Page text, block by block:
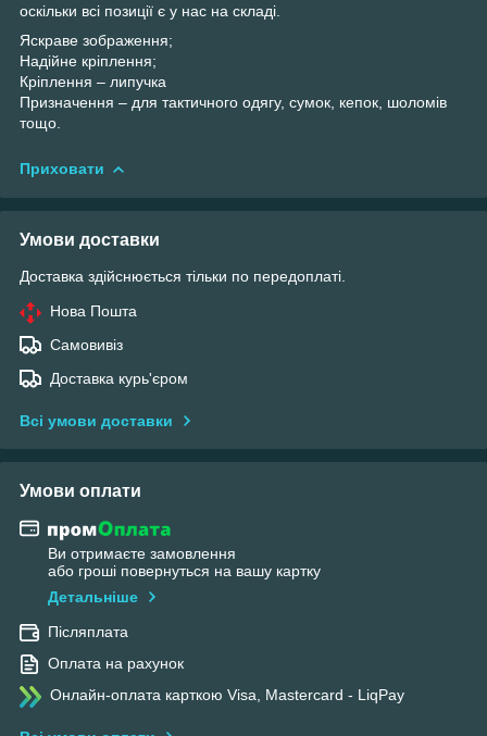
оскільки всі позиції є у ​​нас на складі.
Яскраве зображення;
Надійне кріплення;
Кріплення – липучка
Призначення – для тактичного одягу, сумок, кепок, шоломів
тощо.
Приховати
Умови доставки
Доставка здійснюється тільки по передоплаті.
Нова Пошта
Самовивіз
Доставка курь'єром
Всі умови доставки
Умови оплати
Ви отримаєте замовлення
або гроші повернуться на вашу картку
Детальніше
Післяплата
Оплата на рахунок
Онлайн-оплата карткою Visa, Mastercard - LiqPay